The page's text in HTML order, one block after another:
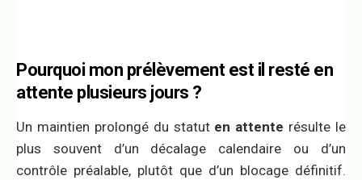
Pourquoi mon prélèvement est il resté en
attente plusieurs jours ?
Un maintien prolongé du statut en attente résulte le
plus souvent d’un décalage calendaire ou d’un
contrôle préalable, plutôt que d’un blocage définitif.